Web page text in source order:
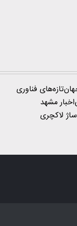
تازه‌های فناوری
اخبار مشهد
لاکچری